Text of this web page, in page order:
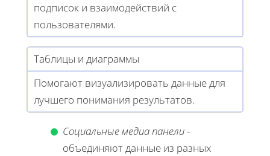
подписок и взаимодействий с
пользователями.
Таблицы и диаграммы
Помогают визуализировать данные для
лучшего понимания результатов.
Социальные медиа панели-
объединяют данные из разных